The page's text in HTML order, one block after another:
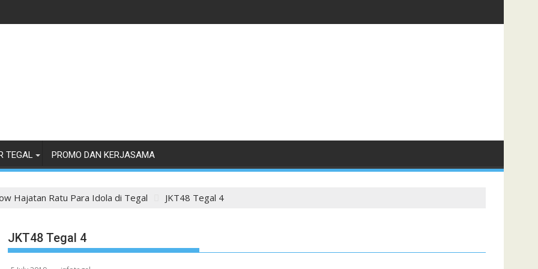
TEGAL PROMO DAN KERJASAMA
Hajatan Ratu Para Idola di Tegal JKT48 Tegal 4
JKT48 Tegal 4